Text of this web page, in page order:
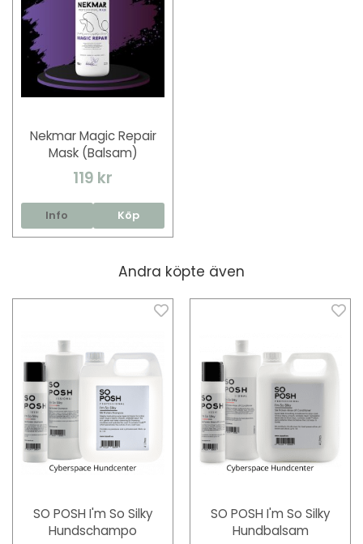
Nekmar Magic Repair
Mask (Balsam)
119 kr
Info Köp
Andra köpte även
SO POSH I'm So Silky
Hundschampo
SO POSH I'm So Silky
Hundbalsam